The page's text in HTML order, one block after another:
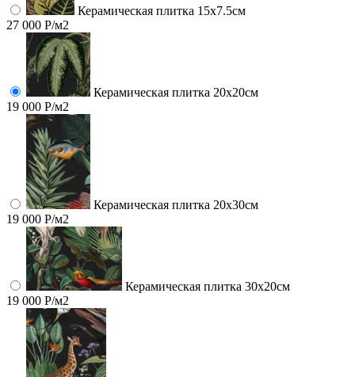
Керамическая плитка 15х7.5см
27 000 Р/м2
Керамическая плитка 20х20см
19 000 Р/м2
Керамическая плитка 20х30см
19 000 Р/м2
Керамическая плитка 30х20см
19 000 Р/м2